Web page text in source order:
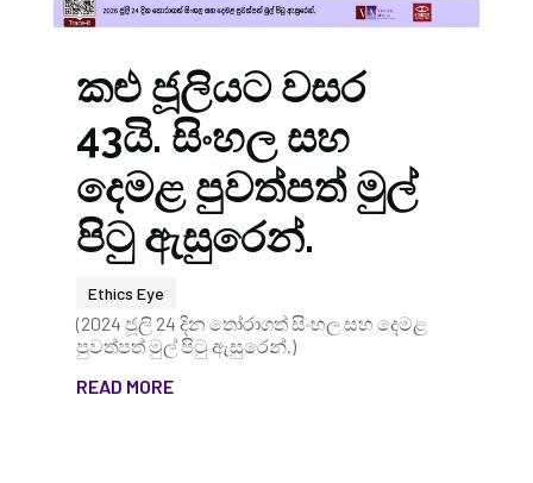
කළු ජූලියට වසර
43යි. සිංහල සහ
දෙමළ පුවත්පත් මුල්
පිටු ඇසුරෙන්.
Ethics Eye
(2024 ජූලි 24 දින තෝරාගත් සිංහල සහ දෙමළ
පුවත්පත් මුල් පිටු ඇසුරෙන්.)
READ MORE